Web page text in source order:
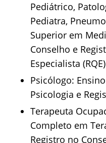
Pediátrico,
Pediatra,
Superior em
Conselho e
Especialista
Psicólogo:
Psicologia e
Terapeuta
Completo em
Registro no